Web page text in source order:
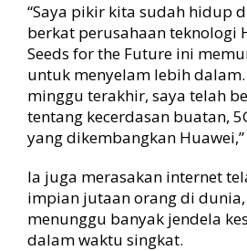
“Saya pikir kita sudah hidup
berkat perusahaan teknologi
Seeds for the Future ini
untuk menyelam lebih
minggu terakhir, saya telah
tentang kecerdasan buatan,
yang dikembangkan
Ia juga merasakan internet
impian jutaan orang di
menunggu banyak jendela
dalam waktu singkat.